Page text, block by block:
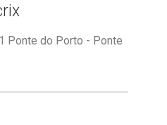
Ponte do Porto - Ponte